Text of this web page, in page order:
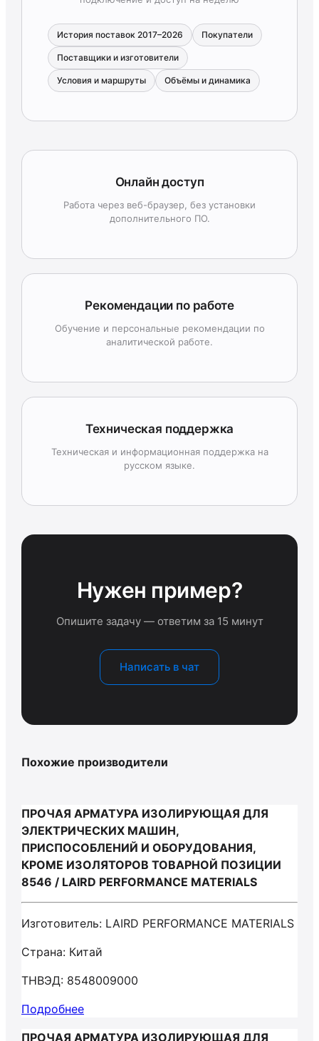
История поставок 2017–2026 Покупатели
Поставщики и изготовители
Условия и маршруты Объёмы и динамика
Онлайн доступ
Работа через веб-браузер, без установки
дополнительного ПО.
Рекомендации по работе
Обучение и персональные рекомендации по
аналитической работе.
Техническая поддержка
Техническая и информационная поддержка на
русском языке.
Нужен пример?
Опишите задачу — ответим за 15 минут
Написать в чат
Похожие производители
ПРОЧАЯ АРМАТУРА ИЗОЛИРУЮЩАЯ ДЛЯ
ЭЛЕКТРИЧЕСКИХ МАШИН,
ПРИСПОСОБЛЕНИЙ И ОБОРУДОВАНИЯ,
КРОМЕ ИЗОЛЯТОРОВ ТОВАРНОЙ ПОЗИЦИИ
8546 / LAIRD PERFORMANCE MATERIALS
Изготовитель: LAIRD PERFORMANCE MATERIALS
Страна: Китай
ТНВЭД: 8548009000
Подробнее
ПРОЧАЯ АРМАТУРА ИЗОЛИРУЮЩАЯ ДЛЯ